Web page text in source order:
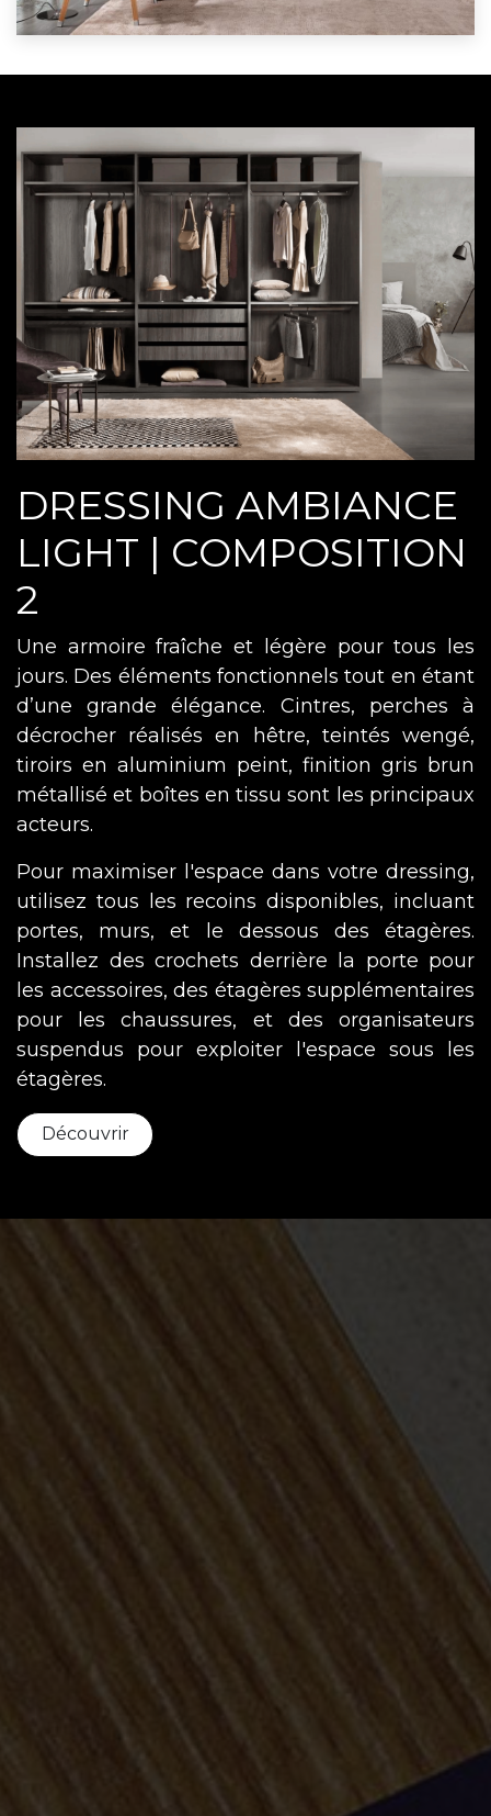
DRESSING AMBIANCE
LIGHT | COMPOSITION
2
Une armoire fraîche et légère pour tous les
jours. Des éléments fonctionnels tout en étant
d’une grande élégance. Cintres, perches à
décrocher réalisés en hêtre, teintés wengé,
tiroirs en aluminium peint, finition gris brun
métallisé et boîtes en tissu sont les principaux
acteurs.
Pour maximiser l'espace dans votre dressing,
utilisez tous les recoins disponibles, incluant
portes, murs, et le dessous des étagères.
Installez des crochets derrière la porte pour
les accessoires, des étagères supplémentaires
pour les chaussures, et des organisateurs
suspendus pour exploiter l'espace sous les
étagères.
Découvrir